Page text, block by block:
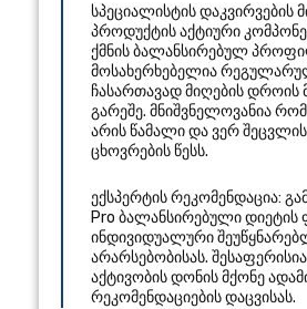
სპეციალისტის დაკვირვების
პროდუქტის აქტიური
ქმნის ბალანსირებულ
მოსახერხებელია
ჩასართავად მიღების დროის
გარეშე. მნიშვნელოვანია
არის წამალი და ვერ
ცხოვრების წესს.
ექსპერტის რეკომენდაცია:
Pro ბალანსირებული
ინდივიდუალური
არარსებობისას.
აქტივობის დონის მქონე
რეკომენდაციების დაცვისას.